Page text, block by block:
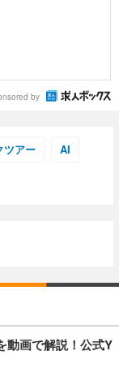
by
ツアー AI
動画で解説！公式Y